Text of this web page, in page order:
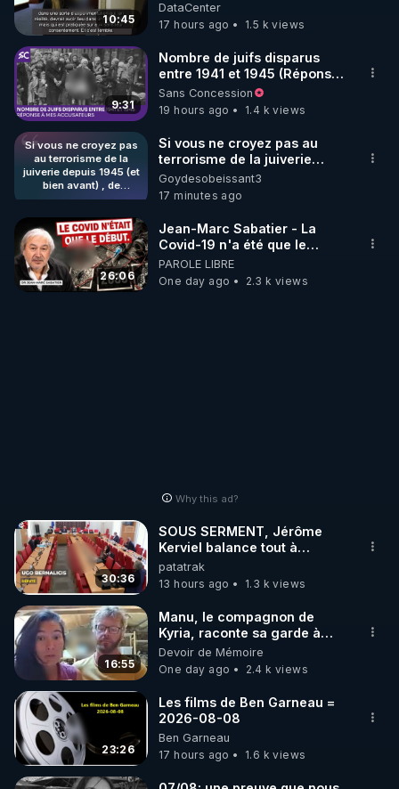
10:45
DataCenter
17 hours ago
1.5 k views
9:31
Nombre de juifs disparus
entre 1941 et 1945 (Réponse
à mes accusateurs)
Sans Concession
19 hours ago
1.4 k views
Si vous ne croyez pas
au terrorisme de la
juiverie depuis 1945 (et
bien avant) , de
nouvelles lois qui
depuis cette époque
vous puniront
sévèrement et vos
enfants seront encore
plus endoctrinés que
vos parents. Ce n'est
Si vous ne croyez pas au
terrorisme de la juiverie
depuis 1945 (et bien avant) ,
de nouvelles lois qui
protègent le mensonge
depuis cette époque vous
puniront sévèrement et vos
enfants seront encore plus
endoctrinés que vos parents.
Ce n'est pas de ma faute si
Goydesobeissant3
17 minutes ago
26:06
Jean-Marc Sabatier - La
Covid-19 n'a été que le
début - L'ARNm & l'ARNm-aa
jusqu où auront-t-il ?
PAROLE LIBRE
One day ago
2.3 k views
Why this ad?
30:36
SOUS SERMENT, Jérôme
Kerviel balance tout à
l'Assemblée !
patatrak
13 hours ago
1.3 k views
16:55
Manu, le compagnon de
Kyria, raconte sa garde à
vue musclée. PARTAGEZ!
Devoir de Mémoire
One day ago
2.4 k views
23:26
Les films de Ben Garneau =
2026-08-08
Ben Garneau
17 hours ago
1.6 k views